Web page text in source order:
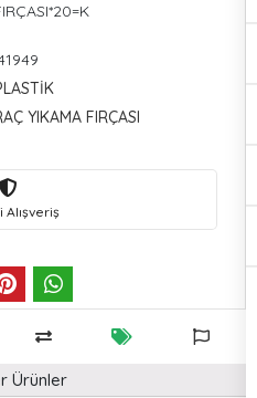
YIKAMA FIRÇASI
Alışveriş
Ürünler